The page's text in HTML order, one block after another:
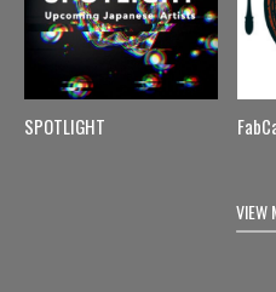
SPOTLIGHT
VIEW